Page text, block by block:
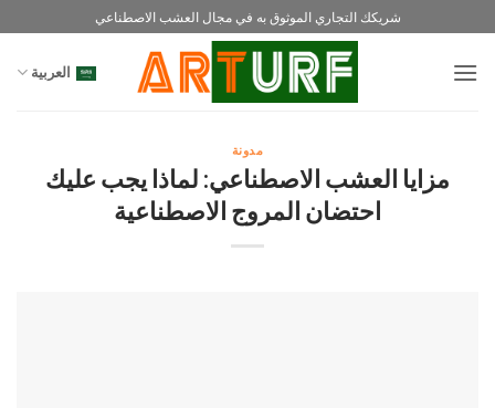
للمحتوى
شريكك التجاري الموثوق به في مجال العشب الاصطناعي
العربية
مدونة
مزايا العشب الاصطناعي: لماذا يجب عليك
احتضان المروج الاصطناعية